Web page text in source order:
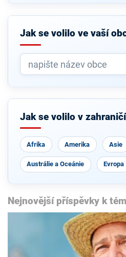
Jak se volilo ve vaší
Jak se volilo v
Afrika Amerika Asie
Austrálie a Oceánie Evropa
Nejnovější příspěvky k